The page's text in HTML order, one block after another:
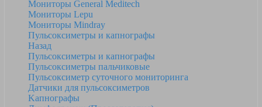
Мониторы General Meditech
Мониторы Lepu
Мониторы Mindray
Пульсоксиметры и капнографы
Назад
Пульсоксиметры и капнографы
Пульсоксиметры пальчиковые
Пульсоксиметр суточного мониторинга
Датчики для пульсоксиметров
Kапнографы